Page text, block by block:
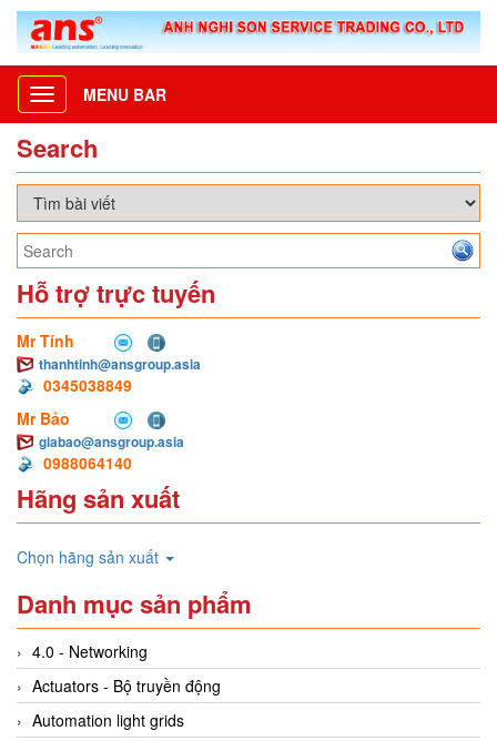
Toggle
navigation
MENU BAR
Search
Hỗ trợ trực tuyến
Mr Tính
thanhtinh@ansgroup.asia
0345038849
Mr Bảo
giabao@ansgroup.asia
0988064140
Hãng sản xuất
Chọn hãng sản xuất
Danh mục sản phẩm
4.0 - Networking
Actuators - Bộ truyền động
Automation light grids